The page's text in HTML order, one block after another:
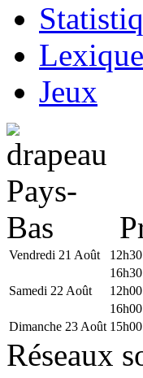
Lexique
Jeux
Vendredi 21 Août
Samedi 22 Août
Dimanche 23 Août
Réseaux